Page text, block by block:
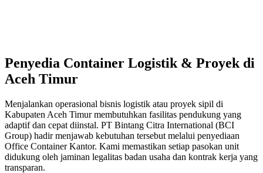
Penyedia Container Logistik & Proyek di
Aceh Timur
Menjalankan operasional bisnis logistik atau proyek sipil di
Kabupaten Aceh Timur membutuhkan fasilitas pendukung yang
adaptif dan cepat diinstal. PT Bintang Citra International (BCI
Group) hadir menjawab kebutuhan tersebut melalui penyediaan
Office Container Kantor. Kami memastikan setiap pasokan unit
didukung oleh jaminan legalitas badan usaha dan kontrak kerja yang
transparan.